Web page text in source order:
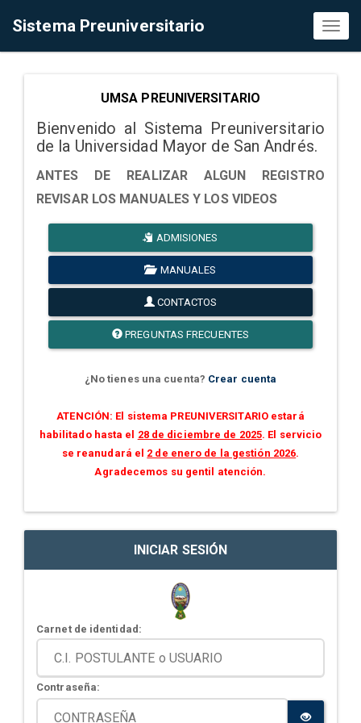
Sistema Preuniversitario
UMSA PREUNIVERSITARIO
Bienvenido al Sistema Preuniversitario
de la Universidad Mayor de San Andrés.
ANTES DE REALIZAR ALGUN REGISTRO
REVISAR LOS MANUALES Y LOS VIDEOS
ADMISIONES
MANUALES
CONTACTOS
PREGUNTAS FRECUENTES
¿No tienes una cuenta? Crear cuenta
ATENCIÓN: El sistema PREUNIVERSITARIO estará
habilitado hasta el 28 de diciembre de 2025. El servicio
se reanudará el 2 de enero de la gestión 2026.
Agradecemos su gentil atención.
INICIAR SESIÓN
Carnet de identidad:
Contraseña: